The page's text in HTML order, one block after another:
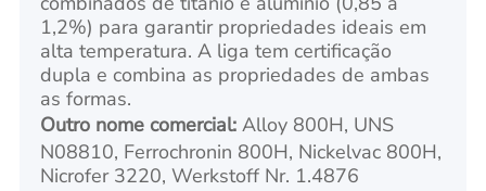
1,2%) para garantir propriedades ideais em
alta temperatura. A liga tem certificação
dupla e combina as propriedades de ambas
as formas.
Outro nome comercial: Alloy 800H, UNS
N08810, Ferrochronin 800H, Nickelvac 800H,
Nicrofer 3220, Werkstoff Nr. 1.4876